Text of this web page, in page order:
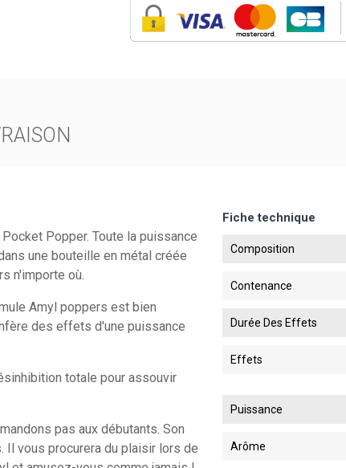
Popper. Toute la puissance
une bouteille en métal créée
n'importe où.
Amyl poppers est bien
des effets d'une puissance
totale pour assouvir
pas aux débutants. Son
vous procurera du plaisir lors de
Fiche technique
Composition
Contenance
Durée Des Effets
Effets
Puissance
Arôme